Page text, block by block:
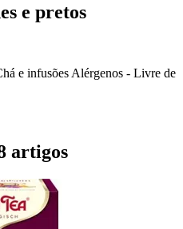
e pretos
e infusões Alérgenos - Livre de
artigos